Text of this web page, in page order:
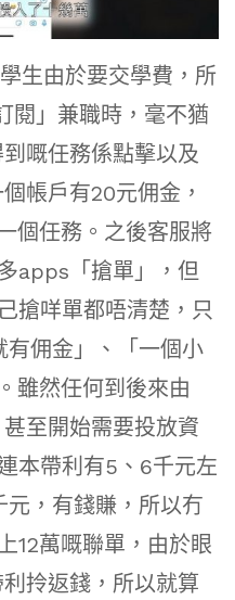
生由於要交學費，所
閱」兼職時，毫不猶
嘅任務係點擊以及
帳戶有20元佣金，
個任務。之後客服將
apps「搶單」，但
搶咩單都唔清楚，只
佣金」、「一個小
雖然任何到後來由
甚至開始需要投放資
本帶利有5、6千元左
，有錢賺，所以冇
12萬嘅聯單，由於眼
拎返錢，所以就算